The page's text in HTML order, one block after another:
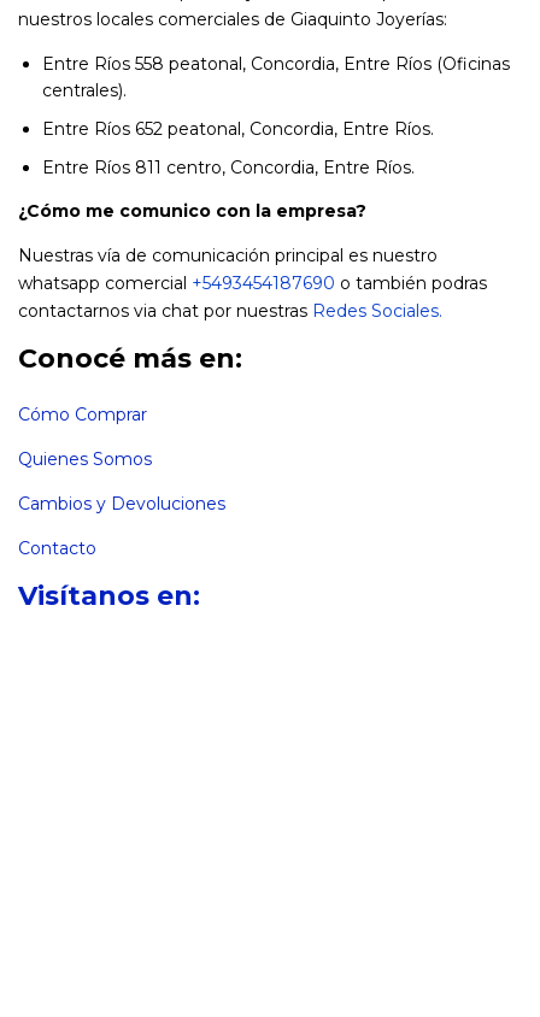
nuestros locales comerciales de Giaquinto Joyerías:
Entre Ríos 558 peatonal, Concordia, Entre Ríos (Oficinas
centrales).
Entre Ríos 652 peatonal, Concordia, Entre Ríos.
Entre Ríos 811 centro, Concordia, Entre Ríos.
¿Cómo me comunico con la empresa?
Nuestras vía de comunicación principal es nuestro
whatsapp comercial +5493454187690 o también podras
contactarnos via chat por nuestras Redes Sociales.
Conocé más en:
Cómo Comprar
Quienes Somos
Cambios y Devoluciones
Contacto
Visítanos en: